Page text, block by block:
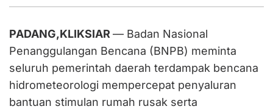
Pembangunan
PADANG,KLIKSIAR — Badan Nasional
Penanggulangan Bencana (BNPB) meminta
seluruh pemerintah daerah terdampak bencana
hidrometeorologi mempercepat penyaluran
bantuan stimulan rumah rusak serta